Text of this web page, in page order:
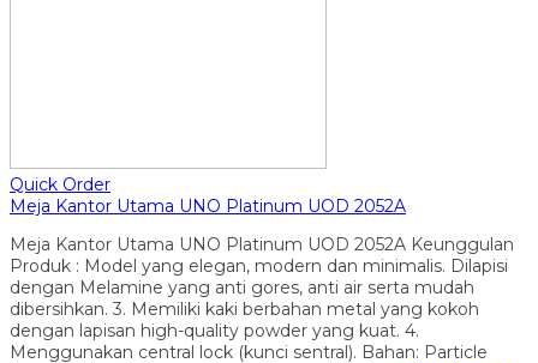
Quick Order
Meja Kantor Utama UNO Platinum UOD 2052A
Meja Kantor Utama UNO Platinum UOD 2052A Keunggulan
Produk : Model yang elegan, modern dan minimalis. Dilapisi
dengan Melamine yang anti gores, anti air serta mudah
dibersihkan. 3. Memiliki kaki berbahan metal yang kokoh
dengan lapisan high-quality powder yang kuat. 4.
Menggunakan central lock (kunci sentral). Bahan: Particle